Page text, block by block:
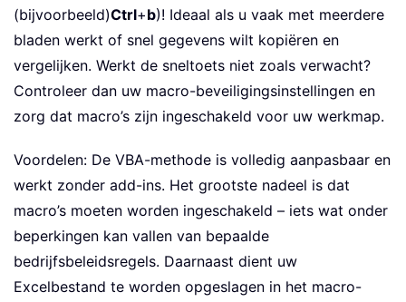
(bijvoorbeeld)Ctrl+b)! Ideaal als u vaak met meerdere
bladen werkt of snel gegevens wilt kopiëren en
vergelijken. Werkt de sneltoets niet zoals verwacht?
Controleer dan uw macro-beveiligingsinstellingen en
zorg dat macro’s zijn ingeschakeld voor uw werkmap.
Voordelen: De VBA-methode is volledig aanpasbaar en
werkt zonder add-ins. Het grootste nadeel is dat
macro’s moeten worden ingeschakeld – iets wat onder
beperkingen kan vallen van bepaalde
bedrijfsbeleidsregels. Daarnaast dient uw
Excelbestand te worden opgeslagen in het macro-